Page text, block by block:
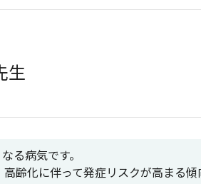
生
る病気です。
齢化に伴って発症リスクが高まる